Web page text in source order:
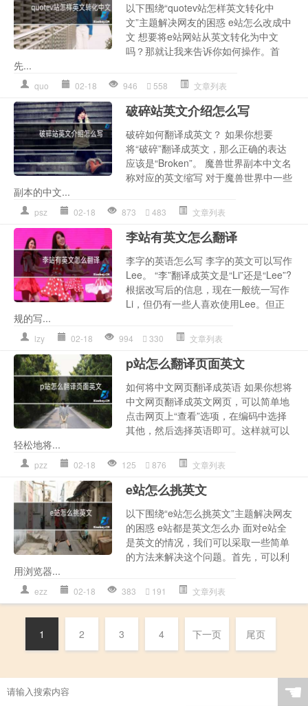
以下围绕“quotev站怎样英文转化中
文”主题解决网友的困惑 e站怎么改成中
文 想要将e站网站从英文转化为中文
吗？那就让我来告诉你如何操作。首
先...
quo 02-18 946 558 文章列表
破碎站英文介绍怎么写
破碎如何翻译成英文？ 如果你想要
将“破碎”翻译成英文，那么正确的表达
应该是“Broken”。 魔兽世界副本中文名
称对应的英文缩写 对于魔兽世界中一些
副本的中文...
psz 02-18 873 483 文章列表
李站有英文怎么翻译
李字的英语怎么写 李字的英文可以写作
Lee。 “李”翻译成英文是“Li”还是“Lee”?
根据改写后的信息，现在一般统一写作
Li，但仍有一些人喜欢使用Lee。但正
规的写...
lzy 02-18 994 330 文章列表
p站怎么翻译页面英文
如何将中文网页翻译成英语 如果你想将
中文网页翻译成英文网页，可以简单地
点击网页上“查看”选项，在编码中选择
其他，然后选择英语即可。这样就可以
轻松地将...
pzz 02-18 125 876 文章列表
e站怎么挑英文
以下围绕“e站怎么挑英文”主题解决网友
的困惑 e站都是英文怎么办 面对e站全
是英文的情况，我们可以采取一些简单
的方法来解决这个问题。首先，可以利
用浏览器...
ezz 02-18 383 191 文章列表
1 2 3 4 下一页 尾页
☚